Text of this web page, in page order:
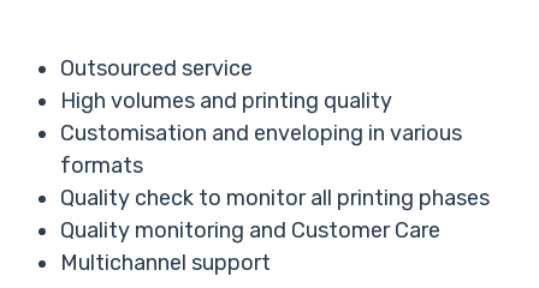
Outsourced service
High volumes and printing quality
Customisation and enveloping in various
formats
Quality check to monitor all printing phases
Quality monitoring and Customer Care
Multichannel support